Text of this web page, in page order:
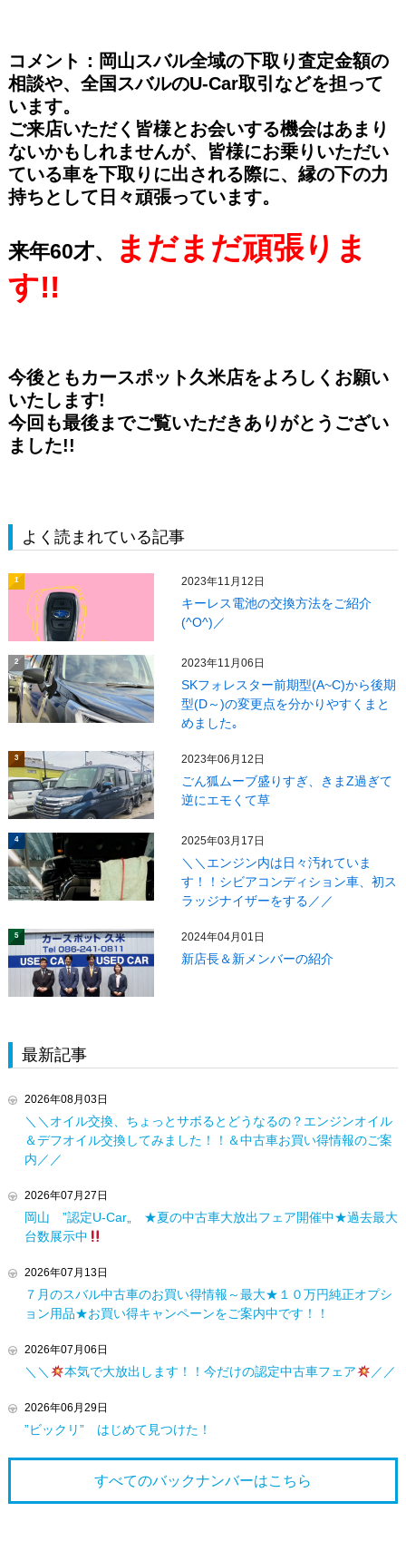
コメント：岡山スバル全域の下取り査定金額の
相談や、全国スバルのU-Car取引などを担って
います。
ご来店いただく皆様とお会いする機会はあまり
ないかもしれませんが、皆様にお乗りいただい
ている車を下取りに出される際に、縁の下の力
持ちとして日々頑張っています。
来年60才、
まだまだ頑張りま
す!!
今後ともカースポット久米店をよろしくお願い
いたします!
今回も最後までご覧いただきありがとうござい
ました!!
よく読まれている記事
1 2023年11月12日
キーレス電池の交換方法をご紹介
(^O^)／
2 2023年11月06日
SKフォレスター前期型(A~C)から後期
型(D～)の変更点を分かりやすくまと
めました｡
3 2023年06月12日
ごん狐ムーブ盛りすぎ、きまZ過ぎて
逆にエモくて草
4 2025年03月17日
＼＼エンジン内は日々汚れていま
す！！シビアコンディション車、初ス
ラッジナイザーをする／／
5 2024年04月01日
新店長＆新メンバーの紹介
最新記事
2026年08月03日
＼＼オイル交換、ちょっとサボるとどうなるの？エンジンオイル
＆デフオイル交換してみました！！＆中古車お買い得情報のご案
内／／
2026年07月27日
岡山 ”認定U-Car„ ★夏の中古車大放出フェア開催中★過去最大
台数展示中
2026年07月13日
７月のスバル中古車のお買い得情報～最大★１０万円純正オプシ
ョン用品★お買い得キャンペーンをご案内中です！！
2026年07月06日
＼＼ 本気で大放出します！！今だけの認定中古車フェア ／／
2026年06月29日
”ビックリ” はじめて見つけた！
すべてのバックナンバーはこちら